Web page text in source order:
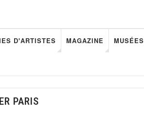
D'ARTISTES MAGAZINE MUSÉES
PARIS